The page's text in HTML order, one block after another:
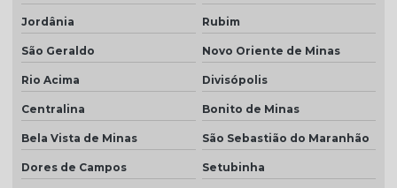
Jordânia Rubim
São Geraldo Novo Oriente de Minas
Rio Acima Divisópolis
Centralina Bonito de Minas
Bela Vista de Minas São Sebastião do Maranhão
Dores de Campos Setubinha